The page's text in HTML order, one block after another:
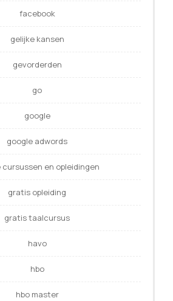
facebook
gelijke kansen
gevorderden
go
google
google adwords
cursussen en opleidingen
gratis opleiding
gratis taalcursus
havo
hbo
hbo master